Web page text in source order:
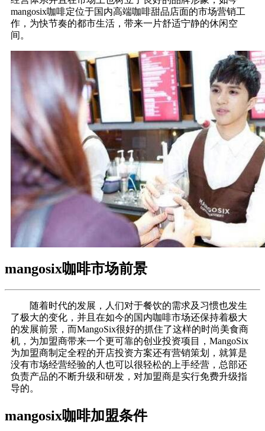
mangosix咖啡定位于国内高端咖啡甜品店面的市场营销工
作，为快节奏的都市生活，带来一片舒适宁静的休闲空
间。
mangosix咖啡市场前景
随着时代的发展，人们对于餐饮的需求及习惯也发生
了极大的变化，并且在如今的国内咖啡市场还保持着极大
的发展前景，而MangoSix很好的抓住了这样的时尚美食商
机，为加盟商带来一个更可靠的创业投资项目，MangoSix
为加盟商制定全程的开店投资方案还有营销策划，就算是
没有市场经营经验的人也可以很轻松的上手经营，总部还
负责产品的不断升级和研发，对加盟商是实行免费升级指
导的。
mangosix咖啡加盟条件